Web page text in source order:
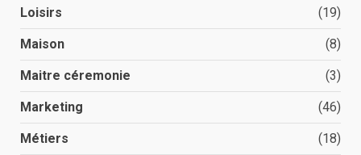
Loisirs (19)
Maison (8)
Maitre céremonie (3)
Marketing (46)
Métiers (18)